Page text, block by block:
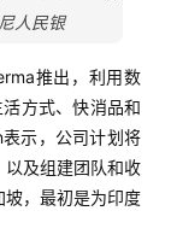
人民银
推出，利用数
方式、快消品和
示，公司计划将
以及组建团队和收
坡，最初是为印度